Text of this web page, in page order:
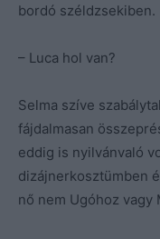
bordó széldzsekiben.
– Luca hol van?
Selma szíve
fájdalmasan
eddig is nyilvánvaló
dizájnerkosztümben
nő nem Ugóhoz vagy